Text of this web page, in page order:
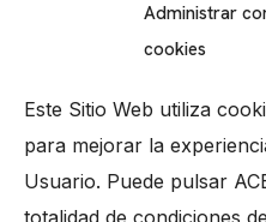
Administrar
cookies
Este Sitio Web utiliza
para mejorar la
Usuario. Puede pulsar
totalidad de condiciones